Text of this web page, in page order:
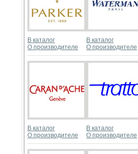
В каталог
О производителе
В каталог
О производителе
В каталог
О производителе
В каталог
О производителе